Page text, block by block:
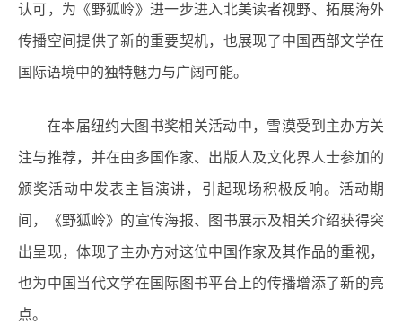
认可，为《野狐岭》进一步进入北美读者视野、拓展海外
传播空间提供了新的重要契机，也展现了中国西部文学在
国际语境中的独特魅力与广阔可能。
在本届纽约大图书奖相关活动中，雪漠受到主办方关
注与推荐，并在由多国作家、出版人及文化界人士参加的
颁奖活动中发表主旨演讲，引起现场积极反响。活动期
间，《野狐岭》的宣传海报、图书展示及相关介绍获得突
出呈现，体现了主办方对这位中国作家及其作品的重视，
也为中国当代文学在国际图书平台上的传播增添了新的亮
点。